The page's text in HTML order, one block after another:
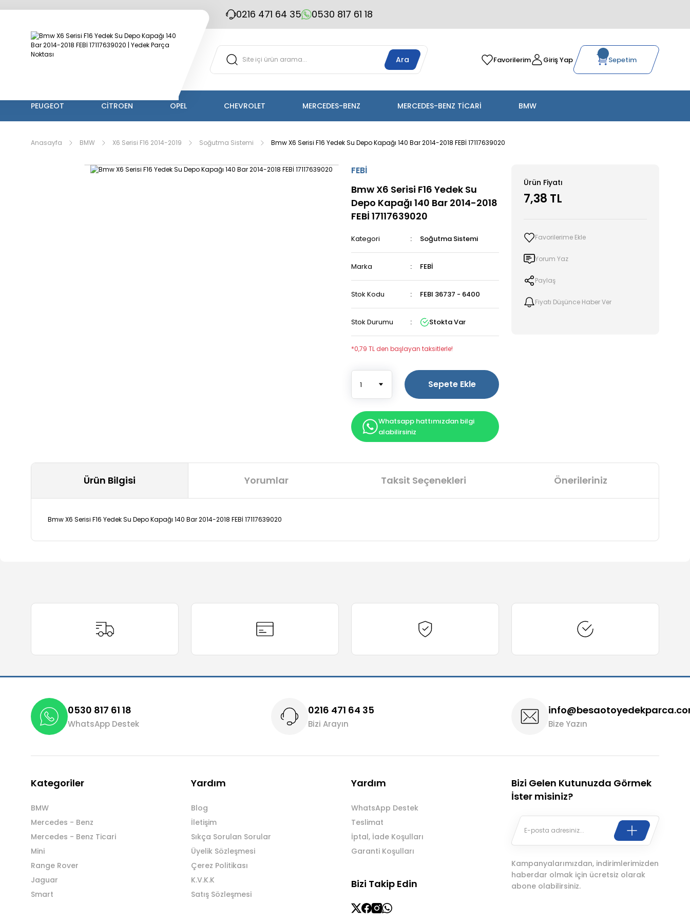
0216 471 64 35 0530 817 61 18
Ara Favorilerim Giriş Yap Sepetim
PEUGEOT CİTROEN OPEL CHEVROLET MERCEDES-BENZ MERCEDES-BENZ TİCARİ BMW
Anasayfa BMW X6 Serisi F16 2014-2019 Soğutma Sistemi Bmw X6 Serisi F16 Yedek Su Depo Kapağı 140 Bar 2014-2018 FEBİ 17117639020
FEBİ
Bmw X6 Serisi F16 Yedek Su
Depo Kapağı 140 Bar 2014-2018
FEBİ 17117639020
Kategori Soğutma Sistemi
Marka FEBİ
Stok Kodu FEBI 36737 - 6400
Stok Durumu Stokta Var
*0,79 TL den başlayan taksitlerle!
Sepete Ekle
Whatsapp hattımızdan bilgi
alabilirsiniz
Ürün Fiyatı
7,38 TL
Yorum Yaz
Paylaş
Fiyatı Düşünce Haber Ver
Ürün Bilgisi Yorumlar Taksit Seçenekleri Önerileriniz
Bmw X6 Serisi F16 Yedek Su Depo Kapağı 140 Bar 2014-2018 FEBİ 17117639020
Ürün bilgilerinde hatalar bulunuyor.
Bu ürüne benzer farklı alternatifler olmalı.
Gönder
0530 817 61 18
WhatsApp Destek
0216 471 64 35
Bizi Arayın Bize Yazın
Kategoriler
BMW
Mercedes - Benz
Mercedes - Benz Ticari
Mini
Range Rover
Jaguar
Smart
Yardım
Blog
İletişim
Sıkça Sorulan Sorular
Üyelik Sözleşmesi
Çerez Politikası
K.V.K.K
Satış Sözleşmesi
Yardım
WhatsApp Destek
Teslimat
İptal, İade Koşulları
Garanti Koşulları
Bizi Takip Edin
Bizi Gelen Kutunuzda Görmek
İster misiniz?
Kampanyalarımızdan, indirimlerimizden
haberdar olmak için ücretsiz olarak
abone olabilirsiniz.